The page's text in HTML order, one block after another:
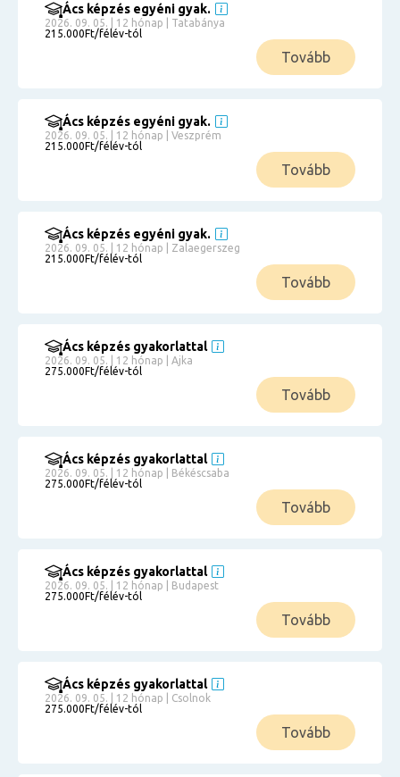
Ács képzés egyéni gyak.
2026. 09. 05. | 12 hónap | Tatabánya
215.000Ft/félév-tól
Tovább
Ács képzés egyéni gyak.
2026. 09. 05. | 12 hónap | Veszprém
215.000Ft/félév-tól
Tovább
Ács képzés egyéni gyak.
2026. 09. 05. | 12 hónap | Zalaegerszeg
215.000Ft/félév-tól
Tovább
Ács képzés gyakorlattal
2026. 09. 05. | 12 hónap | Ajka
275.000Ft/félév-tól
Tovább
Ács képzés gyakorlattal
2026. 09. 05. | 12 hónap | Békéscsaba
275.000Ft/félév-tól
Tovább
Ács képzés gyakorlattal
2026. 09. 05. | 12 hónap | Budapest
275.000Ft/félév-tól
Tovább
Ács képzés gyakorlattal
2026. 09. 05. | 12 hónap | Csolnok
275.000Ft/félév-tól
Tovább